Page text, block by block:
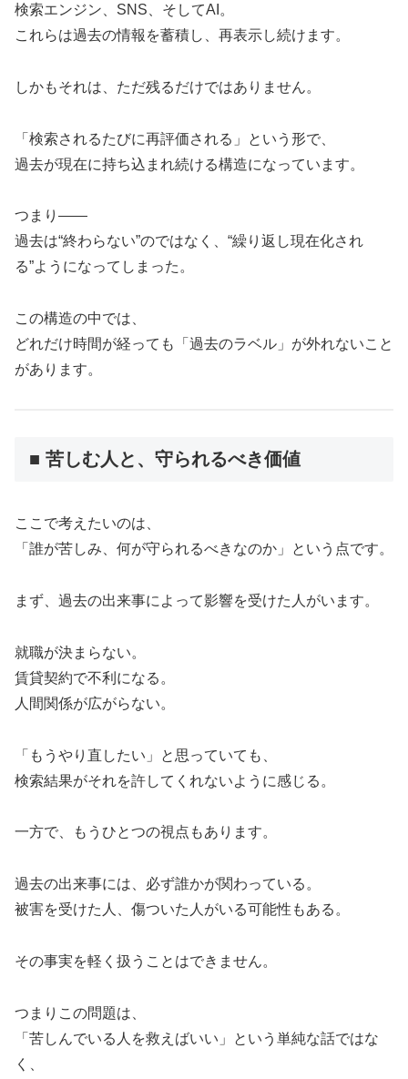
検索エンジン、SNS、そしてAI。
これらは過去の情報を蓄積し、再表示し続けます。
しかもそれは、ただ残るだけではありません。
「検索されるたびに再評価される」という形で、
過去が現在に持ち込まれ続ける構造になっています。
つまり——
過去は“終わらない”のではなく、“繰り返し現在化され
る”ようになってしまった。
この構造の中では、
どれだけ時間が経っても「過去のラベル」が外れないこと
があります。
■ 苦しむ人と、守られるべき価値
ここで考えたいのは、
「誰が苦しみ、何が守られるべきなのか」という点です。
まず、過去の出来事によって影響を受けた人がいます。
就職が決まらない。
賃貸契約で不利になる。
人間関係が広がらない。
「もうやり直したい」と思っていても、
検索結果がそれを許してくれないように感じる。
一方で、もうひとつの視点もあります。
過去の出来事には、必ず誰かが関わっている。
被害を受けた人、傷ついた人がいる可能性もある。
その事実を軽く扱うことはできません。
つまりこの問題は、
「苦しんでいる人を救えばいい」という単純な話ではな
く、